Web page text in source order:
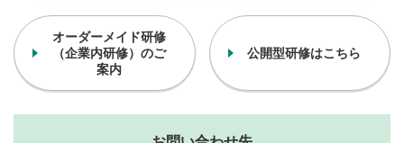
オーダーメイド研修
（企業内研修）のご
案内
公開型研修はこちら